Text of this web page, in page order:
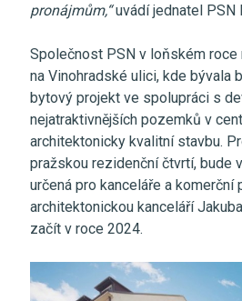
pronájmům,“uvádí jednatel PSN
Společnost PSN v loňském
na Vinohradské ulici, kde bývala
bytový projekt ve spolupráci s
nejatraktivnějších pozemků v
architektonicky kvalitní stavbu.
pražskou rezidenční čtvrtí, bude
určená pro kanceláře a
architektonickou kanceláří
začít v roce 2024.